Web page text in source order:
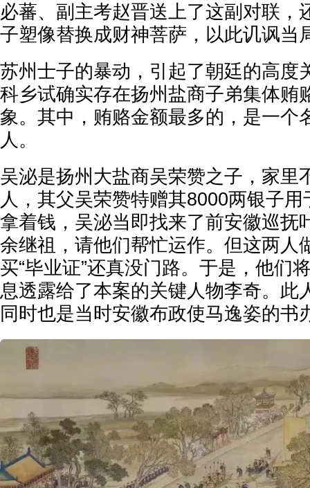
必蕃、副主考赵晋送上了这副对联，
子塑像替换成财神菩萨，以此讥讽当
苏州士子的暴动，引起了朝廷的高度
科乡试确实存在扬州盐商子弟集体贿
象。其中，贿赂金额最多的，是一个
人。
吴泌是扬州大盐商吴荣赞之子，家里
人，其父吴荣赞特赠其8000两银子
拿着钱，吴泌当即找来了前安徽巡抚
余继祖，请他们帮忙运作。但这两人
买“毕业证”还真没门路。于是，他们
息透露给了本案的关键人物李奇。此
同时也是当时安徽布政使马逸姿的书